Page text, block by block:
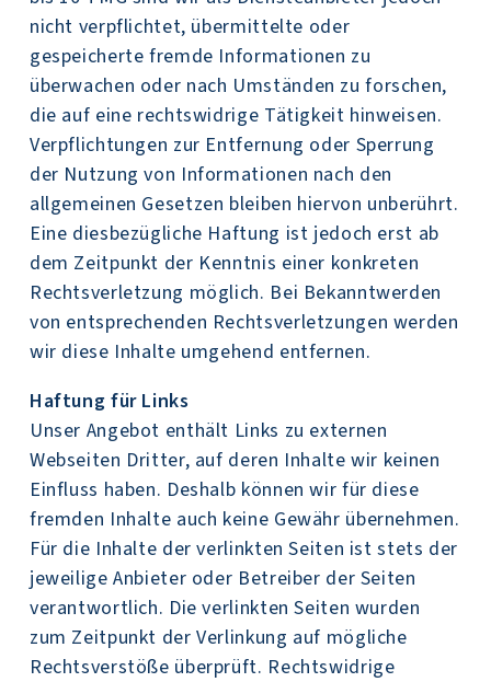
nicht verpflichtet, übermittelte oder
gespeicherte fremde Informationen zu
überwachen oder nach Umständen zu forschen,
die auf eine rechtswidrige Tätigkeit hinweisen.
Verpflichtungen zur Entfernung oder Sperrung
der Nutzung von Informationen nach den
allgemeinen Gesetzen bleiben hiervon unberührt.
Eine diesbezügliche Haftung ist jedoch erst ab
dem Zeitpunkt der Kenntnis einer konkreten
Rechtsverletzung möglich. Bei Bekanntwerden
von entsprechenden Rechtsverletzungen werden
wir diese Inhalte umgehend entfernen.
Haftung für Links
Unser Angebot enthält Links zu externen
Webseiten Dritter, auf deren Inhalte wir keinen
Einfluss haben. Deshalb können wir für diese
fremden Inhalte auch keine Gewähr übernehmen.
Für die Inhalte der verlinkten Seiten ist stets der
jeweilige Anbieter oder Betreiber der Seiten
verantwortlich. Die verlinkten Seiten wurden
zum Zeitpunkt der Verlinkung auf mögliche
Rechtsverstöße überprüft. Rechtswidrige